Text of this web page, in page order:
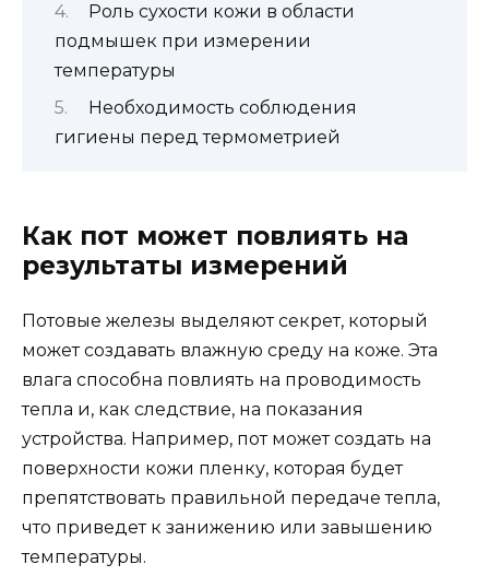
Роль сухости кожи в области
подмышек при измерении
температуры
Необходимость соблюдения
гигиены перед термометрией
Как пот может повлиять на
результаты измерений
Потовые железы выделяют секрет, который
может создавать влажную среду на коже. Эта
влага способна повлиять на проводимость
тепла и, как следствие, на показания
устройства. Например, пот может создать на
поверхности кожи пленку, которая будет
препятствовать правильной передаче тепла,
что приведет к занижению или завышению
температуры.